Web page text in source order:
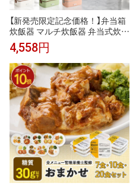
【新発売限定記念価格！】弁当箱
炊飯器 マルチ炊飯器 弁当式炊飯
器 炊飯器 大容量 おかずとお米
同時料理 蒸し料理 炊き 温め2段
式炊飯器 304ステンレス鋼 完全
密封 蓋付き レンジ対応 ランチ
ボックス 単身赴任 新生活 一人
暮らし 通勤 2段式炊飯器 超高速
弁当箱炊飯器
4,558円